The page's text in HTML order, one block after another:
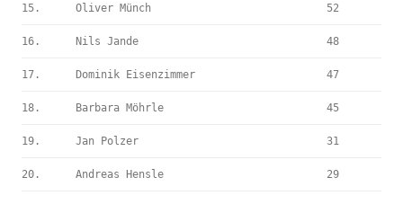
15. Oliver Münch 52
16. Nils Jande 48
17. Dominik Eisenzimmer 47
18. Barbara Möhrle 45
19. Jan Polzer 31
20. Andreas Hensle 29